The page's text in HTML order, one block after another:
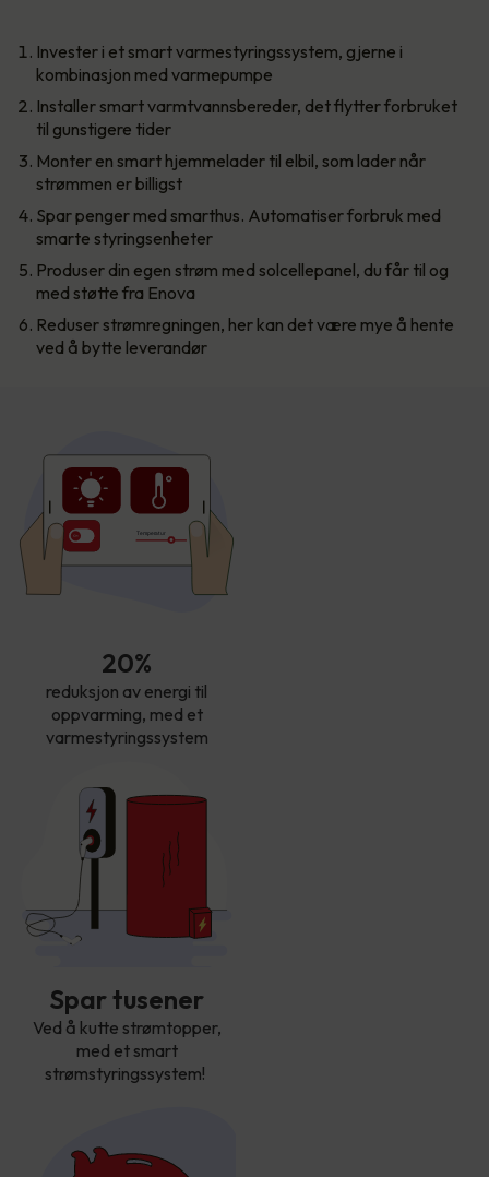
Invester i et smart varmestyringssystem, gjerne i
kombinasjon med varmepumpe
Installer smart varmtvannsbereder, det flytter forbruket
til gunstigere tider
Monter en smart hjemmelader til elbil, som lader når
strømmen er billigst
Spar penger med smarthus. Automatiser forbruk med
smarte styringsenheter
Produser din egen strøm med solcellepanel, du får til og
med støtte fra Enova
Reduser strømregningen, her kan det være mye å hente
ved å bytte leverandør
Temperatur
20%
reduksjon av energi til
oppvarming, med et
varmestyringssystem
Spar tusener
Ved å kutte strømtopper,
med et smart
strømstyringssystem!